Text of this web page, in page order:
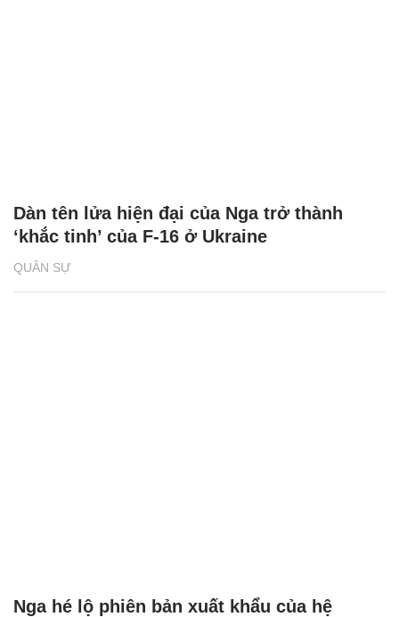
QUÂN SỰ
Dàn tên lửa hiện đại của Nga trở thành
‘khắc tinh’ của F-16 ở Ukraine
Nga hé lộ phiên bản xuất khẩu của hệ